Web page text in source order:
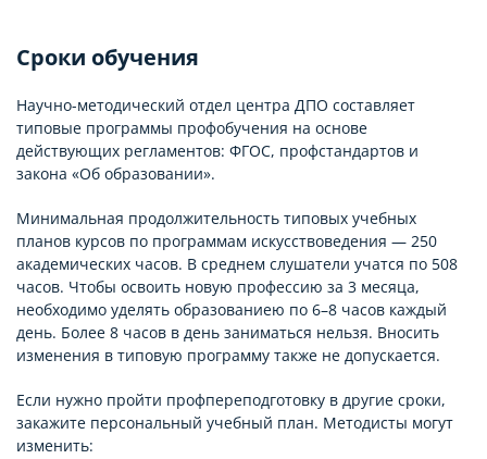
Сроки обучения
Научно-методический отдел центра ДПО составляет
типовые программы профобучения на основе
действующих регламентов: ФГОС, профстандартов и
закона «Об образовании».
Минимальная продолжительность типовых учебных
планов курсов по программам искусствоведения — 250
академических часов. В среднем слушатели учатся по 508
часов. Чтобы освоить новую профессию за 3 месяца,
необходимо уделять образованиею по 6–8 часов каждый
день. Более 8 часов в день заниматься нельзя. Вносить
изменения в типовую программу также не допускается.
Если нужно пройти профпереподготовку в другие сроки,
закажите персональный учебный план. Методисты могут
изменить: